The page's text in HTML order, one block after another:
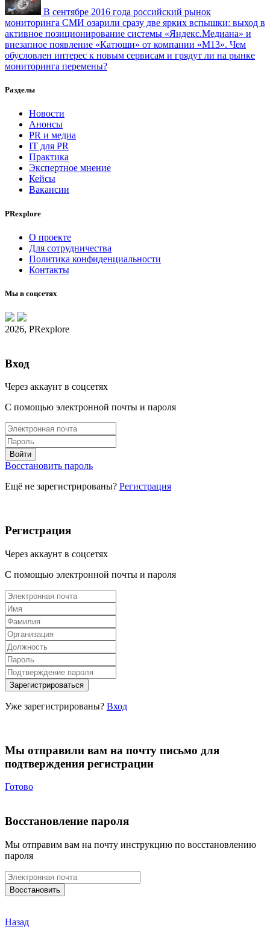
В сентябре 2016 года российский рынок
мониторинга СМИ озарили сразу две ярких вспышки: выход в
активное позиционирование системы «Яндекс.Медиана» и
внезапное появление «Катюши» от компании «М13». Чем
обусловлен интерес к новым сервисам и грядут ли на рынке
мониторинга перемены?
Разделы
Новости
Анонсы
PR и медиа
IT для PR
Практика
Экспертное мнение
Кейсы
Вакансии
PRexplore
О проекте
Для сотрудничества
Политика конфиденциальности
Контакты
Мы в соцсетях
2026, PRexplore
Вход
Через аккаунт в соцсетях
С помощью электронной почты и пароля
Восстановить пароль
Ещё не зарегистрированы? Регистрация
Регистрация
Через аккаунт в соцсетях
С помощью электронной почты и пароля
Уже зарегистрированы? Вход
Мы отправили вам на почту письмо для
подтверждения регистрации
Готово
Восстановление пароля
Мы отправим вам на почту инструкцию по восстановлению
пароля
Назад